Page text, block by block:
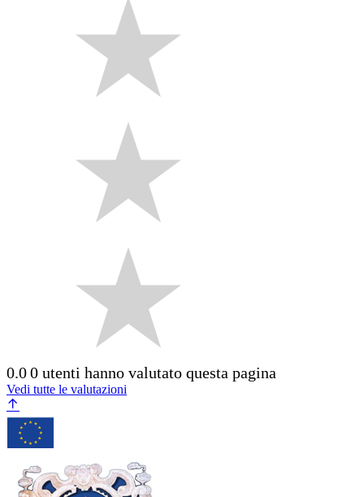
0.00 utenti hanno valutato questa pagina
Vedi tutte le valutazioni